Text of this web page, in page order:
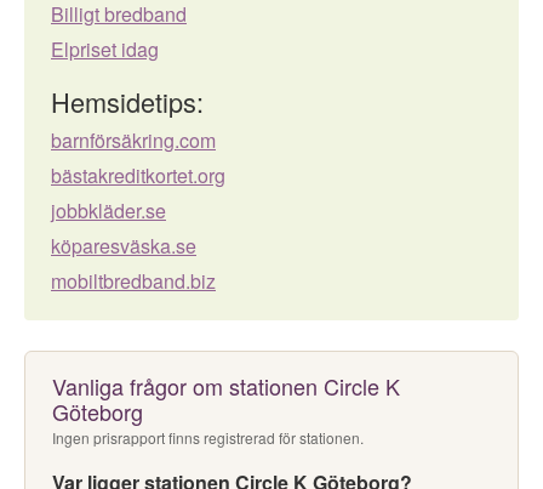
Billigt bredband
Elpriset idag
Hemsidetips:
barnförsäkring.com
bästakreditkortet.org
jobbkläder.se
köparesväska.se
mobiltbredband.biz
Vanliga frågor om stationen Circle K
Göteborg
Ingen prisrapport finns registrerad för stationen.
Var ligger stationen Circle K Göteborg?